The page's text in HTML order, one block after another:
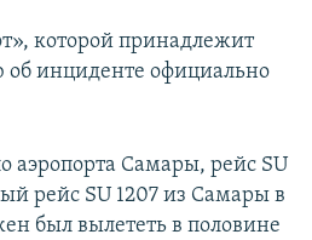
которой принадлежит
инциденте официально
аэропорта Самары, рейс SU
рейс SU 1207 из Самары в
был вылететь в половине